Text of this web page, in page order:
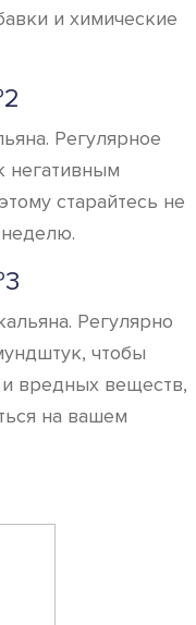
и химические
Регулярное
негативным
старайтесь не
Регулярно
чтобы
вредных веществ,
на вашем